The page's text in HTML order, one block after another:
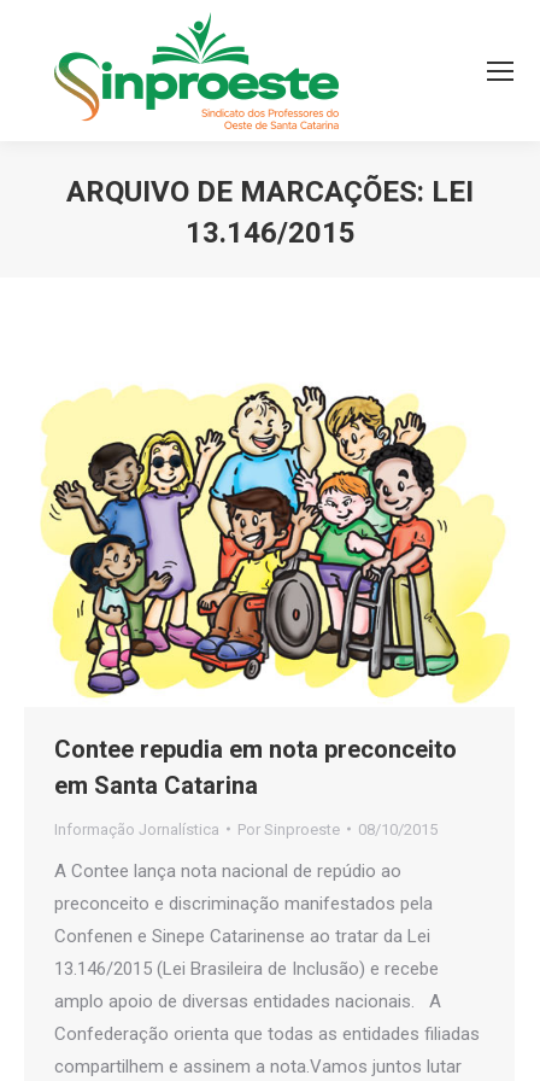
ARQUIVO DE MARCAÇÕES: LEI
13.146/2015
Contee repudia em nota preconceito
em Santa Catarina
Informação Jornalística Por Sinproeste 08/10/2015
A Contee lança nota nacional de repúdio ao
preconceito e discriminação manifestados pela
Confenen e Sinepe Catarinense ao tratar da Lei
13.146/2015 (Lei Brasileira de Inclusão) e recebe
amplo apoio de diversas entidades nacionais. A
Confederação orienta que todas as entidades filiadas
compartilhem e assinem a nota.Vamos juntos lutar